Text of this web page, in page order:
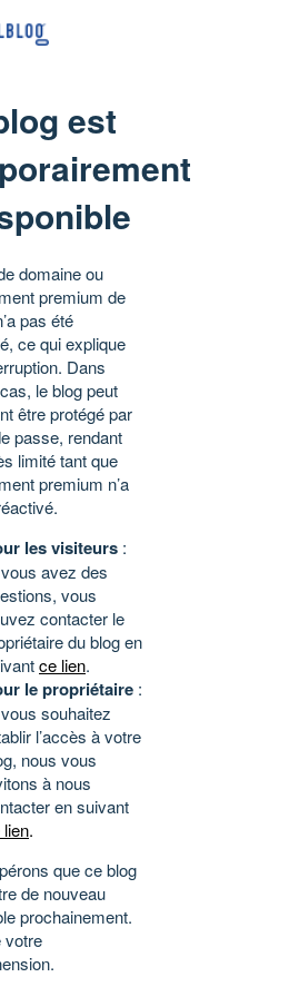
est
domaine ou
premium de
pas été
ce qui explique
Dans
le blog peut
être protégé par
passe, rendant
limité tant que
premium n’a
les visiteurs :
avez des
vous
contacter le
du blog en
ce lien.
le propriétaire :
souhaitez
l’accès à votre
nous vous
à nous
en suivant
.
que ce blog
de nouveau
prochainement.
votre